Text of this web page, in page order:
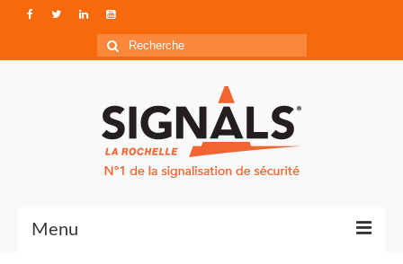
Rechercher
:
Menu